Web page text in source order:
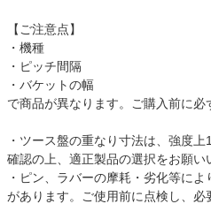
【ご注意点】
・機種
・ピッチ間隔
・バケットの幅
で商品が異なります。ご購入前に必
・ツース盤の重なり寸法は、強度
確認の上、適正製品の選択をお願い
・ピン、ラバーの摩耗・劣化等に
があります。ご使用前に点検し、必